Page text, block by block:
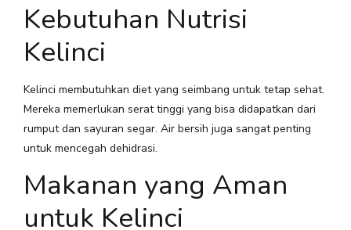
Kebutuhan Nutrisi
Kelinci
Kelinci membutuhkan diet yang seimbang untuk tetap sehat.
Mereka memerlukan serat tinggi yang bisa didapatkan dari
rumput dan sayuran segar. Air bersih juga sangat penting
untuk mencegah dehidrasi.
Makanan yang Aman
untuk Kelinci